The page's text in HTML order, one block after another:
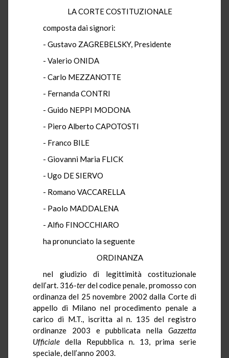
LA CORTE COSTITUZIONALE
composta dai signori:
- Gustavo ZAGREBELSKY, Presidente
- Valerio ONIDA
- Carlo MEZZANOTTE
- Fernanda CONTRI
- Guido NEPPI MODONA
- Piero Alberto CAPOTOSTI
- Franco BILE
- Giovanni Maria FLICK
- Ugo DE SIERVO
- Romano VACCARELLA
- Paolo MADDALENA
- Alfio FINOCCHIARO
ha pronunciato la seguente
ORDINANZA
nel giudizio di legittimità costituzionale
dell’art. 316-terdel codice penale, promosso con
ordinanza del 25 novembre 2002 dalla Corte di
appello di Milano nel procedimento penale a
carico di M.T., iscritta al n. 135 del registro
ordinanze 2003 e pubblicata nella Gazzetta
Ufficiale della Repubblica n. 13, prima serie
speciale, dell’anno 2003.